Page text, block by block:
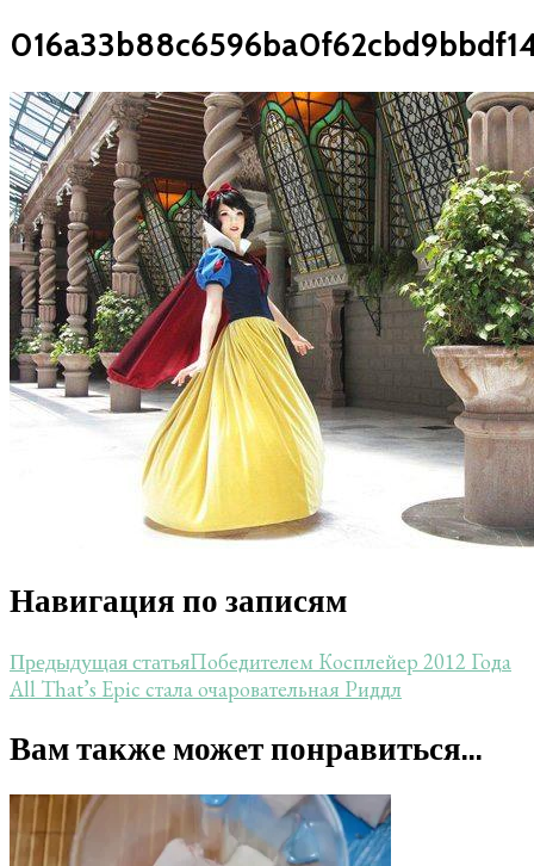
Навигация по записям
Предыдущая статьяПобедителем Косплейер 2012 Года
All That’s Epic стала очаровательная Риддл
Вам также может понравиться...